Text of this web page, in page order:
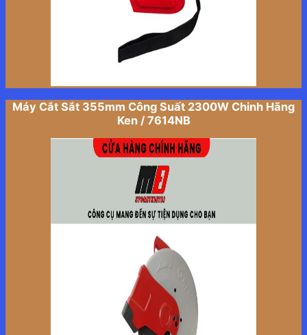
Máy Cắt Sắt 355mm Công Suất 2300W Chinh Hãng
Ken / 7614NB